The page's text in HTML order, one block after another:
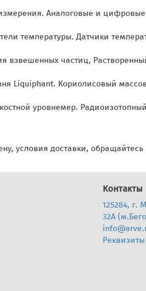
Аналоговые и
температуры. Датчики
взвешенных частиц,
Liquiphant. Кориолисовый
уровнемер.
условия доставки,
Контакты
125284, г.
32А
Реквизиты